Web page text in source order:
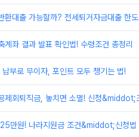
환대출 가능할까? 전세퇴거자금대출 한
계좌 결과 발표 확인법! 수령조건 총정리
납부로 무이자, 포인트 모두 챙기는 법!
제회퇴직금, 놓치면 소멸! 신청&middot;
만원! 나라지원금 조건&middot;신청법